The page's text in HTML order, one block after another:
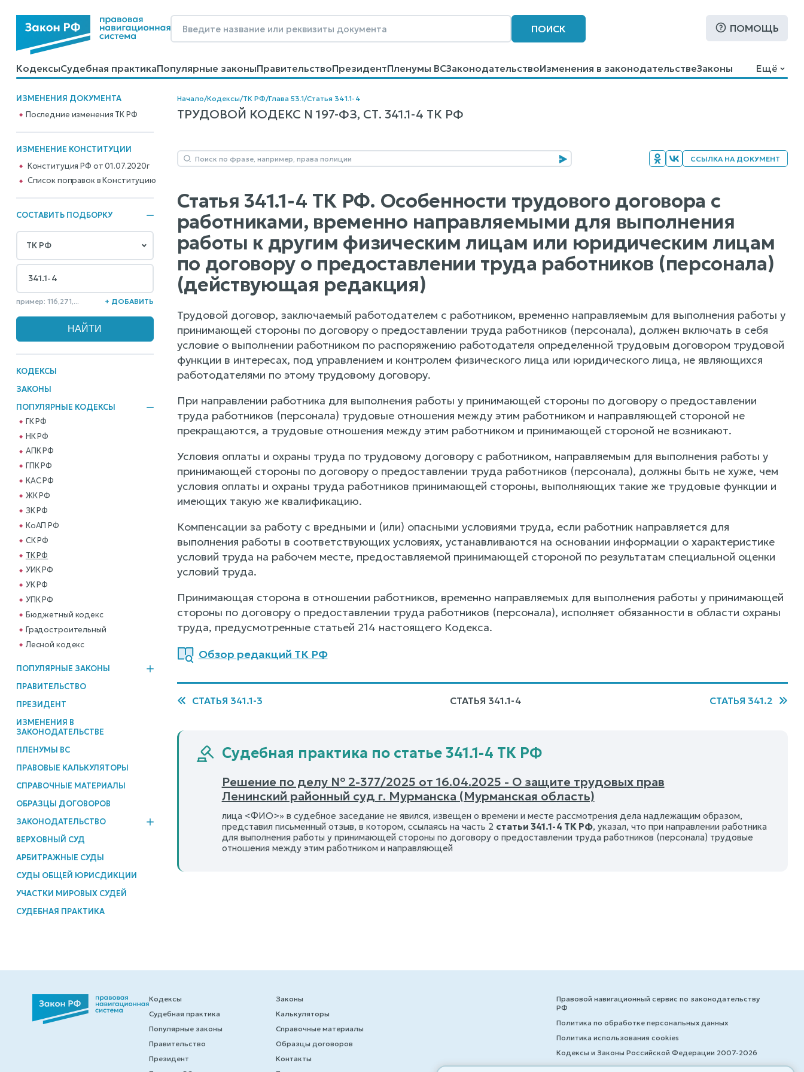
ПОИСК ПОМОЩЬ
КодексыСудебная практикаПопулярные законыПравительствоПрезидентПленумы ВСЗаконодательствоИзменения в законодательствеЗаконы
КалькуляторыСправочные материалыОбразцы договоровКонтактыПомощьПоиск
Ещё
ИЗМЕНЕНИЯ ДОКУМЕНТА
Последние изменения ТК РФ
ИЗМЕНЕНИЕ КОНСТИТУЦИИ
Конституция РФ от 01.07.2020г
Cписок поправок в Конституцию
СОСТАВИТЬ ПОДБОРКУ
пример: 116,271,... + ДОБАВИТЬ
КОДЕКСЫ
ЗАКОНЫ
ПОПУЛЯРНЫЕ КОДЕКСЫ
ГК РФ
НК РФ
АПК РФ
ГПК РФ
КАС РФ
ЖК РФ
ЗК РФ
КоАП РФ
СК РФ
ТК РФ
УИК РФ
УК РФ
УПК РФ
Бюджетный кодекс
Градостроительный
Лесной кодекс
ПОПУЛЯРНЫЕ ЗАКОНЫ
ПРАВИТЕЛЬСТВО
ПРЕЗИДЕНТ
ИЗМЕНЕНИЯ В
ЗАКОНОДАТЕЛЬСТВЕ
ПЛЕНУМЫ ВС
ПРАВОВЫЕ КАЛЬКУЛЯТОРЫ
СПРАВОЧНЫЕ МАТЕРИАЛЫ
ОБРАЗЦЫ ДОГОВОРОВ
ЗАКОНОДАТЕЛЬСТВО
ВЕРХОВНЫЙ СУД
АРБИТРАЖНЫЕ СУДЫ
СУДЫ ОБЩЕЙ ЮРИСДИКЦИИ
УЧАСТКИ МИРОВЫХ СУДЕЙ
СУДЕБНАЯ ПРАКТИКА
Начало/Кодексы/ТК РФ/Глава 53.1/Статья 341.1-4
ТРУДОВОЙ КОДЕКС N 197-ФЗ, СТ. 341.1-4 ТК РФ
ССЫЛКА НА ДОКУМЕНТ
Статья 341.1-4 ТК РФ. Особенности трудового договора с
работниками, временно направляемыми для выполнения
работы к другим физическим лицам или юридическим лицам
по договору о предоставлении труда работников (персонала)
(действующая редакция)
Трудовой договор, заключаемый работодателем с работником, временно направляемым для выполнения работы у
принимающей стороны по договору о предоставлении труда работников (персонала), должен включать в себя
условие о выполнении работником по распоряжению работодателя определенной трудовым договором трудовой
функции в интересах, под управлением и контролем физического лица или юридического лица, не являющихся
работодателями по этому трудовому договору.
При направлении работника для выполнения работы у принимающей стороны по договору о предоставлении
труда работников (персонала) трудовые отношения между этим работником и направляющей стороной не
прекращаются, а трудовые отношения между этим работником и принимающей стороной не возникают.
Условия оплаты и охраны труда по трудовому договору с работником, направляемым для выполнения работы у
принимающей стороны по договору о предоставлении труда работников (персонала), должны быть не хуже, чем
условия оплаты и охраны труда работников принимающей стороны, выполняющих такие же трудовые функции и
имеющих такую же квалификацию.
Компенсации за работу с вредными и (или) опасными условиями труда, если работник направляется для
выполнения работы в соответствующих условиях, устанавливаются на основании информации о характеристике
условий труда на рабочем месте, предоставляемой принимающей стороной по результатам специальной оценки
условий труда.
Принимающая сторона в отношении работников, временно направляемых для выполнения работы у принимающей
стороны по договору о предоставлении труда работников (персонала), исполняет обязанности в области охраны
труда, предусмотренные статьей 214 настоящего Кодекса.
Обзор редакций ТК РФ
СТАТЬЯ 341.1-3 СТАТЬЯ 341.1-4 СТАТЬЯ 341.2
Судебная практика по статье 341.1-4 ТК РФ
Решение по делу № 2-377/2025 от 16.04.2025 - О защите трудовых прав
Ленинский районный суд г. Мурманска (Мурманская область)
лица <ФИО>» в судебное заседание не явился, извещен о времени и месте рассмотрения дела надлежащим образом,
представил письменный отзыв, в котором, ссылаясь на часть 2 статьи 341.1-4 ТК РФ, указал, что при направлении работника
для выполнения работы у принимающей стороны по договору о предоставлении труда работников (персонала) трудовые
отношения между этим работником и направляющей
Кодексы
Судебная практика
Популярные законы
Правительство
Президент
Законы
Калькуляторы
Справочные материалы
Образцы договоров
Контакты
Правовой навигационный сервис по законодательству
РФ
Политика по обработке персональных данных
Политика использования cookies
Кодексы и Законы Российской Федерации 2007-2026